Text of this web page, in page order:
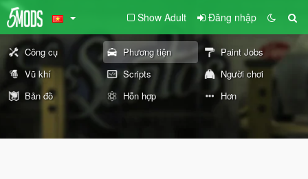
Show Adult Đăng nhập
Công cụ Phương tiện
Paint Jobs
Vũ khí
Scripts
Người chơi
Bản đồ
Hỗn hợp Hơn